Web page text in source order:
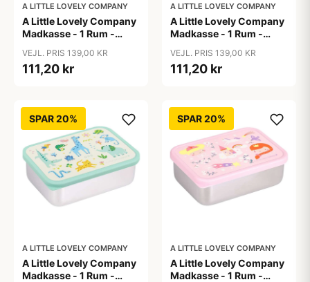
A LITTLE LOVELY COMPANY
A Little Lovely Company
Madkasse - 1 Rum -
Cherries
VEJL. PRIS 139,00 KR
111,20 kr
A LITTLE LOVELY COMPANY
A Little Lovely Company
Madkasse - 1 Rum -
Hearts
VEJL. PRIS 139,00 KR
111,20 kr
SPAR 20%
A LITTLE LOVELY COMPANY
A Little Lovely Company
Madkasse - 1 Rum -
SPAR 20%
A LITTLE LOVELY COMPANY
A Little Lovely Company
Madkasse - 1 Rum -